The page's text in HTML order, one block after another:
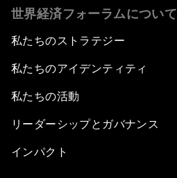
世界経済フォーラムについて
私たちのストラテジー
私たちのアイデンティティ
私たちの活動
リーダーシップとガバナンス
インパクト